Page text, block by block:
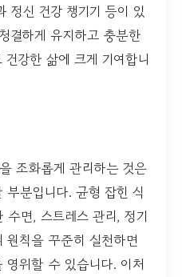
정신 건강 챙기기 등이 있
결하게 유지하고 충분한
강한 삶에 크게 기여합니
조화롭게 관리하는 것은
분입니다. 균형 잡힌 식
면, 스트레스 관리, 정기
원칙을 꾸준히 실천하면
위할 수 있습니다. 이처